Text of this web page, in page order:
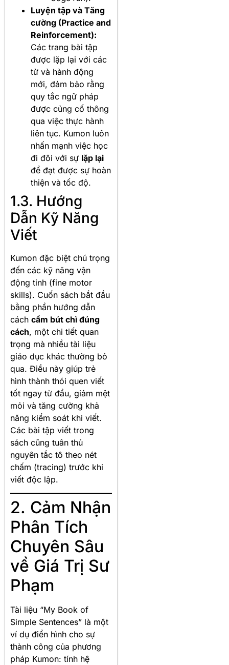
Luyện tập và Tăng
cường (Practice and
Reinforcement):
Các trang bài tập
được lặp lại với các
từ và hành động
mới, đảm bảo rằng
quy tắc ngữ pháp
được củng cố thông
qua việc thực hành
liên tục. Kumon luôn
nhấn mạnh việc học
đi đôi với sự lặp lại
để đạt được sự hoàn
thiện và tốc độ.
1.3. Hướng
Dẫn Kỹ Năng
Viết
Kumon đặc biệt chú trọng
đến các kỹ năng vận
động tinh (fine motor
skills). Cuốn sách bắt đầu
bằng phần hướng dẫn
cách cầm bút chì đúng
cách, một chi tiết quan
trọng mà nhiều tài liệu
giáo dục khác thường bỏ
qua. Điều này giúp trẻ
hình thành thói quen viết
tốt ngay từ đầu, giảm mệt
mỏi và tăng cường khả
năng kiểm soát khi viết.
Các bài tập viết trong
sách cũng tuân thủ
nguyên tắc tô theo nét
chấm (tracing) trước khi
viết độc lập.
2. Cảm Nhận
Phân Tích
Chuyên Sâu
về Giá Trị Sư
Phạm
Tài liệu “My Book of
Simple Sentences” là một
ví dụ điển hình cho sự
thành công của phương
pháp Kumon: tính hệ